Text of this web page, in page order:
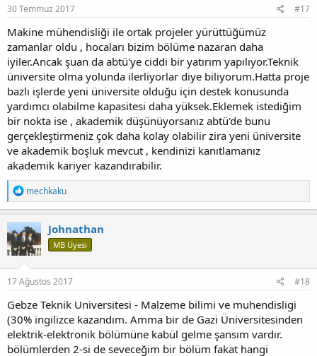
30 Temmuz 2017 #17
Makine mühendisliği ile ortak projeler yürüttüğümüz
zamanlar oldu , hocaları bizim bölüme nazaran daha
iyiler.Ancak şuan da abtü'ye ciddi bir yatırım yapılıyor.Teknik
üniversite olma yolunda ilerliyorlar diye biliyorum.Hatta proje
bazlı işlerde yeni üniversite olduğu için destek konusunda
yardımcı olabilme kapasitesi daha yüksek.Eklemek istediğim
bir nokta ise , akademik düşünüyorsanız abtü'de bunu
gerçekleştirmeniz çok daha kolay olabilir zira yeni üniversite
ve akademik boşluk mevcut , kendinizi kanıtlamanız
akademik kariyer kazandırabilir.
T
e
p
k
i
l
e
r
:
mechkaku
Johnathan
MB Üyesi
17 Ağustos 2017 #18
Gebze Teknik Universitesi - Malzeme bilimi ve muhendisligi
(30% ingilizce kazandım. Amma bir de Gazi Üniversitesinden
elektrik-elektronik bölümüne kabül gelme şansım vardır.
bölümlerden 2-si de seveceğim bir bölüm fakat hangi